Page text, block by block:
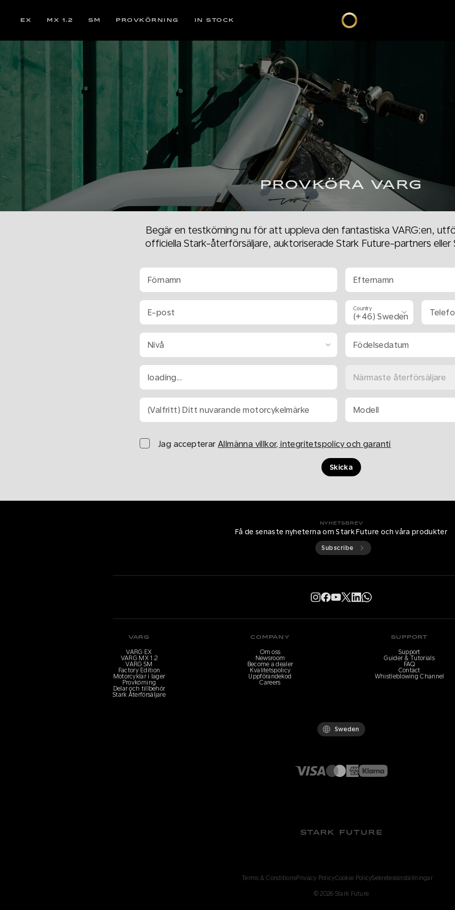
EX MX 1.2 SM PROVKÖRNING IN STOCK
PROVKÖRA VARG
Begär en testkörning nu för att uppleva den fantastiska VARG:en,
officiella Stark-återförsäljare, auktoriserade Stark Future-partners eller
Förnamn Efternamn
E-post Country
Nivå Födelsedatum
loading... Närmaste återförsäljare
(Valfritt) Ditt nuvarande motorcykelmärke Modell
Jag accepterar Allmänna villkor, integritetspolicy och garanti
Skicka
NYHETSBREV
Få de senaste nyheterna om Stark Future och våra produkter
Subscribe
VARG
VARG EX
VARG MX 1.2
VARG SM
Factory Edition
Motorcyklar i lager
Provkörning
Delar och tillbehör
Stark Återförsäljare
COMPANY
Om oss
Newsroom
Become a dealer
Kvalitetspolicy
Uppförandekod
Careers
SUPPORT
Support
Guider & Tutorials
FAQ
Contact
Whistleblowing Channel
Sweden
Terms & ConditionsPrivacy PolicyCookie PolicySekretessinställningar
©2026 Stark Future